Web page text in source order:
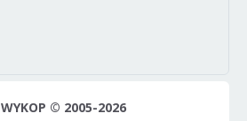
WYKOP © 2005-2026